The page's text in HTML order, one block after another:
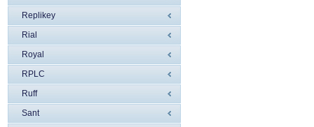
Replikey
Rial
Royal
RPLC
Ruff
Sant